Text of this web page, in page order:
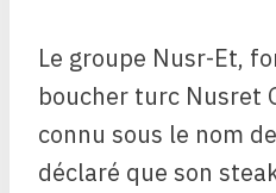
Le groupe Nusr-Et,
boucher turc Nusret
connu sous le nom
déclaré que son